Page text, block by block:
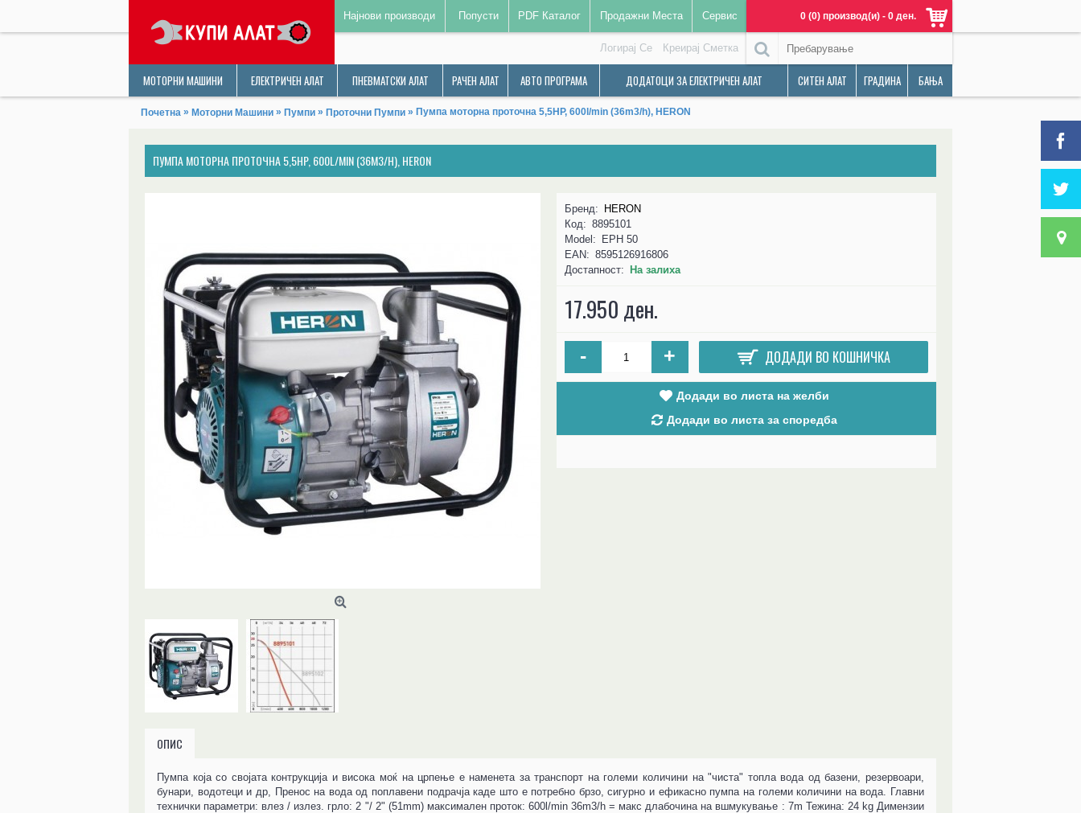
Најнови производи Попусти PDF Каталог Продажни Места Сервис 0 (0) производ(и) - 0 ден.
Логирај Се Креирај Сметка
МОТОРНИ МАШИНИ ЕЛЕКТРИЧЕН АЛАТ ПНЕВМАТСКИ АЛАТ РАЧЕН АЛАТ АВТО ПРОГРАМА ДОДАТОЦИ ЗА ЕЛЕКТРИЧЕН АЛАТ СИТЕН АЛАТ ГРАДИНА БАЊА
Почетна » Моторни Машини » Пумпи » Проточни Пумпи » Пумпа моторна проточна 5,5HP, 600l/min (36m3/h), HERON
ПУМПА МОТОРНА ПРОТОЧНА 5,5HP, 600L/MIN (36M3/H), HERON
Бренд:
HERON
Код: 8895101
Model:
EPH 50
EAN: 8595126916806
Достапност:
На залиха
17.950 ден.
- + ДОДАДИ ВО КОШНИЧКА
Додади во листа на желби
Додади во листа за споредба
ОПИС
Пумпа која со својата контрукција и висока моќ на црпење е наменета за транспорт на големи количини на "чиста" топла вода од базени, резервоари,
бунари, водотеци и др, Пренос на вода од поплавени подрачја каде што е потребно брзо, сигурно и ефикасно пумпа на големи количини на вода. Главни
технички параметри: влез / излез. грло: 2 "/ 2" (51mm) максимален проток: 600l/min 36m3/h = макс длабочина на вшмукување : 7m Тежина: 24 kg Димензии